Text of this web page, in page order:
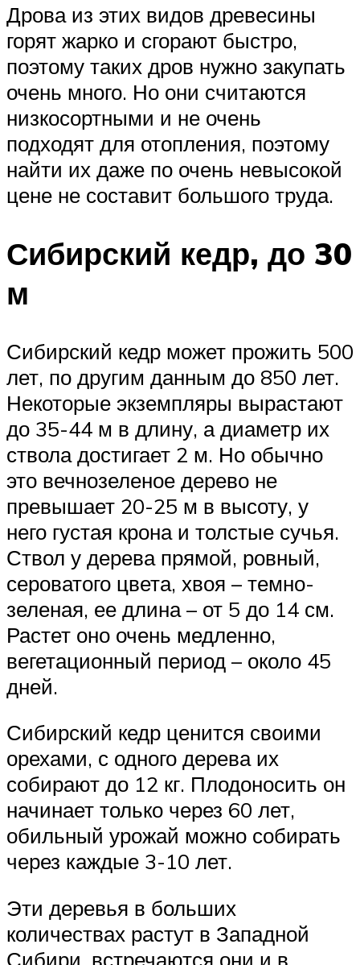
Дрова из этих видов древесины
горят жарко и сгорают быстро,
поэтому таких дров нужно закупать
очень много. Но они считаются
низкосортными и не очень
подходят для отопления, поэтому
найти их даже по очень невысокой
цене не составит большого труда.
Сибирский кедр, до 30
м
Сибирский кедр может прожить 500
лет, по другим данным до 850 лет.
Некоторые экземпляры вырастают
до 35-44 м в длину, а диаметр их
ствола достигает 2 м. Но обычно
это вечнозеленое дерево не
превышает 20-25 м в высоту, у
него густая крона и толстые сучья.
Ствол у дерева прямой, ровный,
сероватого цвета, хвоя – темно-
зеленая, ее длина – от 5 до 14 см.
Растет оно очень медленно,
вегетационный период – около 45
дней.
Сибирский кедр ценится своими
орехами, с одного дерева их
собирают до 12 кг. Плодоносить он
начинает только через 60 лет,
обильный урожай можно собирать
через каждые 3-10 лет.
Эти деревья в больших
количествах растут в Западной
Сибири, встречаются они и в